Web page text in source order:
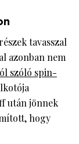
tavasszal
azonban nem
szóló spin-
után jönnek
hogy